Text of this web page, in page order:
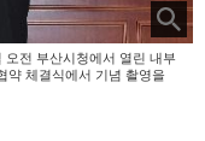
오전 부산시청에서 열린 내부
약 체결식에서 기념 촬영을